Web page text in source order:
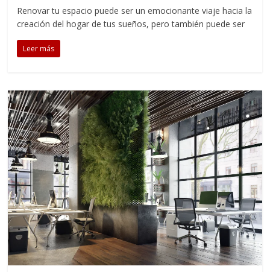
Renovar tu espacio puede ser un emocionante viaje hacia la
creación del hogar de tus sueños, pero también puede ser
Leer más